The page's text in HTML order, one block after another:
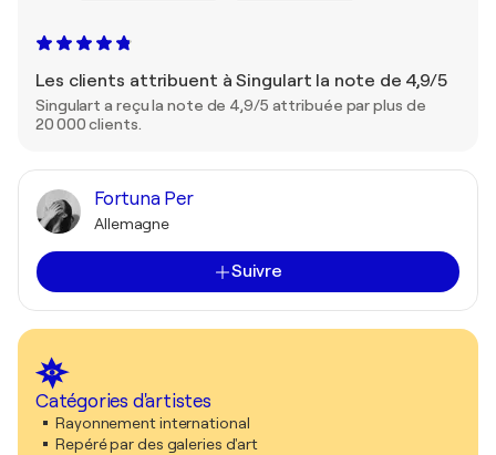
Les clients attribuent à Singulart la note de 4,9/5
Singulart a reçu la note de 4,9/5 attribuée par plus de
20 000 clients.
Fortuna Per
Allemagne
Suivre
Catégories d'artistes
Rayonnement international
Repéré par des galeries d'art